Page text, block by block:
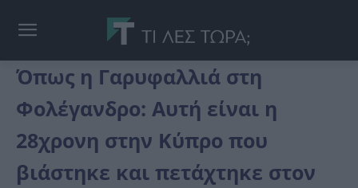
Όπως η Γαρυφαλλιά στη
Φολέγανδρο: Αυτή είναι η
28χρονη στην Κύπρο που
βιάστηκε και πετάχτηκε στον